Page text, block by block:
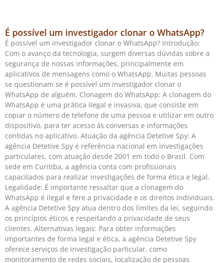
É possível um investigador clonar o WhatsApp?
É possível um investigador clonar o WhatsApp? Introdução:
Com o avanço da tecnologia, surgem diversas dúvidas sobre a
segurança de nossas informações, principalmente em
aplicativos de mensagens como o WhatsApp. Muitas pessoas
se questionam se é possível um investigador clonar o
WhatsApp de alguém. Clonagem do WhatsApp: A clonagem do
WhatsApp é uma prática ilegal e invasiva, que consiste em
copiar o número de telefone de uma pessoa e utilizar em outro
dispositivo, para ter acesso às conversas e informações
contidas no aplicativo. Atuação da agência Detetive Spy: A
agência Detetive Spy é referência nacional em investigações
particulares, com atuação desde 2001 em todo o Brasil. Com
sede em Curitiba, a agência conta com profissionais
capacitados para realizar investigações de forma ética e legal.
Legalidade: É importante ressaltar que a clonagem do
WhatsApp é ilegal e fere a privacidade e os direitos individuais.
A agência Detetive Spy atua dentro dos limites da lei, seguindo
os princípios éticos e respeitando a privacidade de seus
clientes. Alternativas legais: Para obter informações
importantes de forma legal e ética, a agência Detetive Spy
oferece serviços de investigação particular, como
monitoramento de redes sociais, localização de pessoas